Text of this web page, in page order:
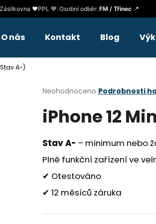
Zásilkovna ❤️PPL 💙 Osobní odběr: FM / Třinec📍
O nás Kontakt Blog
A-)
Průměrné
produktu
z
5
hvězdiček.
Neohodnoceno Podrobnosti
iPhone 12
Stav A- – minimum nebo
Plně funkční zařízení ve
✔ Otestováno
✔ 12 měsíců záruka
najít?
HLEDAT